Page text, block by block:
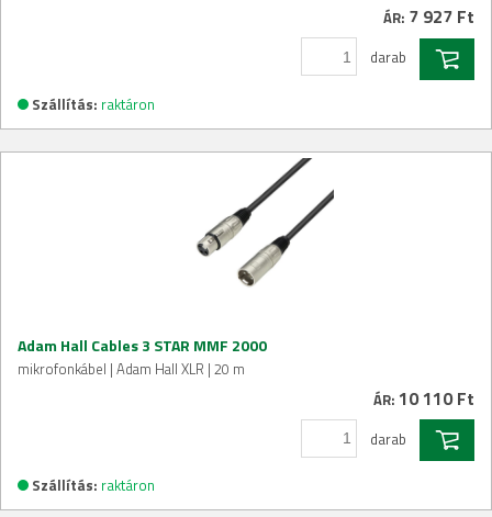
ÁR: 7 927 Ft
darab
Szállítás: raktáron
Adam Hall Cables 3 STAR MMF 2000
mikrofonkábel | Adam Hall XLR | 20 m
ÁR: 10 110 Ft
darab
Szállítás: raktáron